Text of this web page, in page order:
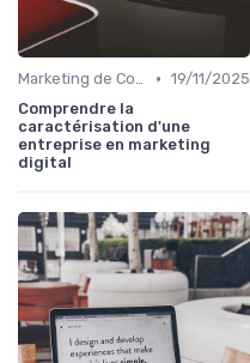
Marketing de Contenu • 19/11/2025
Comprendre la
caractérisation d'une
entreprise en marketing
digital